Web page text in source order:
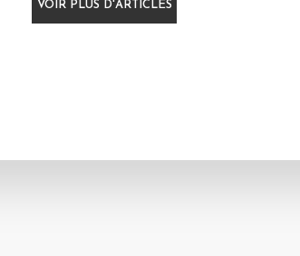
VOIR PLUS D'ARTICLES